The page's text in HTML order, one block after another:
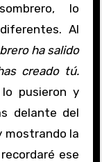
lo
Al
ha salido
creado tú.
pusieron y
delante del
mostrando la
ese